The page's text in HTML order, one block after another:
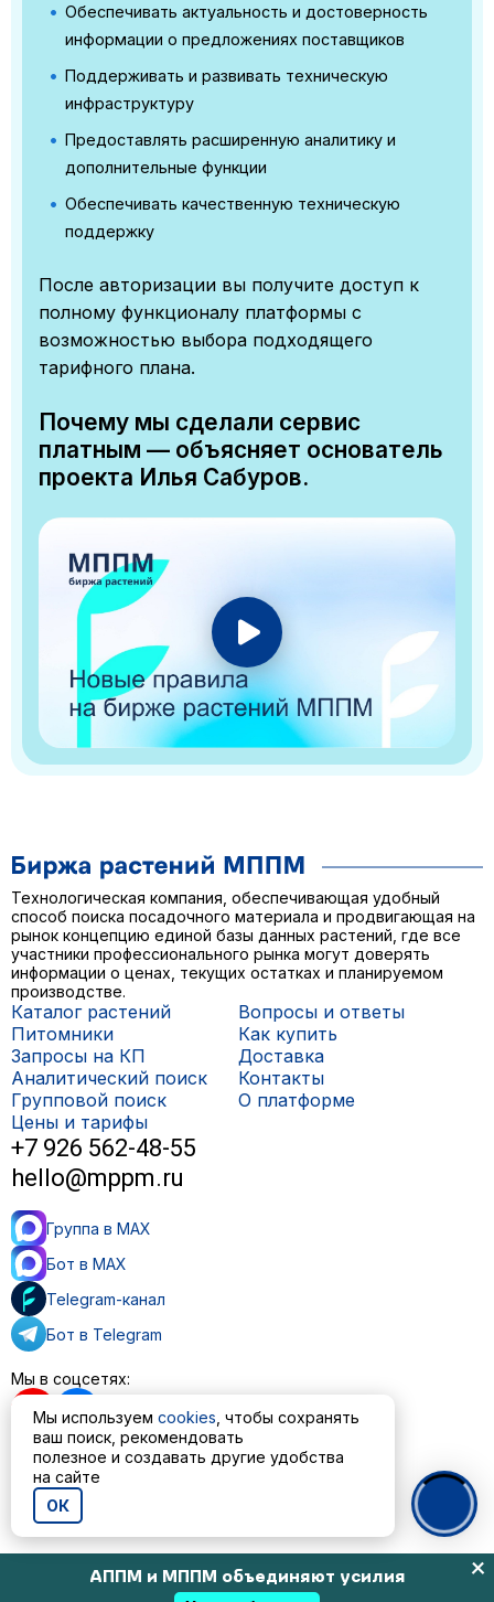
Обеспечивать актуальность и достоверность
информации о предложениях поставщиков
Поддерживать и развивать техническую
инфраструктуру
Предоставлять расширенную аналитику и
дополнительные функции
Обеспечивать качественную техническую
поддержку
После авторизации вы получите доступ к
полному функционалу платформы с
возможностью выбора подходящего
тарифного плана.
Почему мы сделали сервис
платным — объясняет основатель
проекта Илья Сабуров.
АППМ и МППМ объединяют усилия
Технологическая компания, обеспечивающая удобный
способ поиска посадочного материала и продвигающая на
рынок концепцию единой базы данных растений, где все
участники профессионального рынка могут доверять
информации о ценах, текущих остатках и планируемом
производстве.
Каталог растений
Питомники
Запросы на КП
Аналитический поиск
Групповой поиск
Цены и тарифы
Вопросы и ответы
Как купить
Доставка
Контакты
О платформе
+7 926 562-48-55
hello@mppm.ru
Группа в MAX
Бот в MAX
Telegram-канал
Бот в Telegram
Мы в соцсетях:
Пользовательское соглашение
Политика обработки персональных данных
© ООО «МППМ» 2023—2026
Мы используем cookies , чтобы сохранять
ваш поиск, рекомендовать
полезное и создавать другие удобства
на сайте
ОК